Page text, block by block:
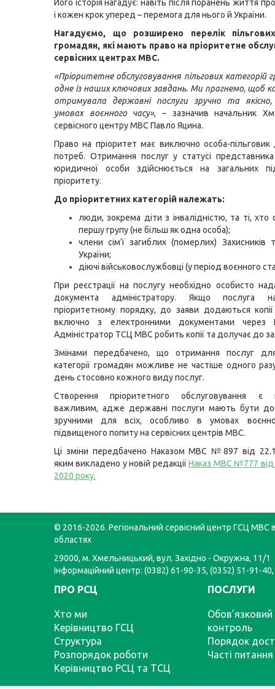
Його історія нагадує: навіть після поранень життя
і кожен крок уперед – перемога для нього й України.
Нагадуємо, що розширено перелік
громадян, які мають право на пріоритетне
сервісних центрах МВС.
«Пріоритетне обслуговування пільгових категорій
одне із наших ключових завдань. Ми прагнемо, щоб
отримувала державні послуги зручно та
умовах воєнного часу», – зазначив начальник
сервісного центру МВС Павло Яцина.
Право на пріоритет має виключно особа-
потреб. Отримання послуг у статусі
юридичної особи здійснюється на загальних
пріоритету.
До пріоритетних категорій належать:
люди, зокрема діти з інвалідністю, та ті, хто
першугрупу(не більш як одна особа);
члени сім’ї загиблих (померлих) Захисників
України;
діючі військовослужбовці (у період воєнного
При реєстрації на послугу необхідно особисто
документа адміністратору. Якщо послуга
пріоритетному порядку, до заяви додаються
включно з електронними документами через
Адміністратор ТСЦ МВС робить копії та долучає до
Змінами передбачено, що отримання послуг для
категорії громадян можливе не частіше одного
день стосовно кожного виду послуг.
Створення пріоритетного обслуговування є
важливим, адже державні послуги мають бути
зручними для всіх, особливо в умовах
підвищеного попиту на сервісних центрів МВС.
Ці зміни передбачено Наказом МВС №897 від
яким викладено у новій редакціїНаказ МВС №777 від
2020 року.
© 2016-2026. Регіональний сервісний центр ГСЦ МВС
областях
29000, м. Хмельницький, вул. Західно - Окружна, 11/1
Інформаційний центр: (0382) 61-90-35, (0352) 51-91-
ПРО РСЦ
Хто ми
Керівництво ГСЦ
Структура
Розпорядок роботи
Керівництво РСЦ та ТСЦ
ПОСЛУГИ
Обов’язковий
контроль
Порядок
Часті питання